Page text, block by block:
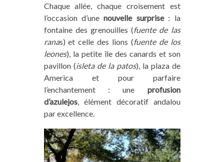
Chaque allée, chaque croisement est
l’occasion d’unenouvelle surprise: la
fontaine des grenouilles (fuente de las
ranas) et celle des lions (fuente de los
leones), la petite île des canards et son
pavillon (isleta de la patos), la plaza de
America et pour parfaire
l’enchantement : une profusion
d’azulejos, élément décoratif andalou
par excellence.